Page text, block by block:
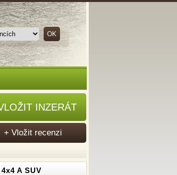
A SUV
INZERÁT
+ Vložit recenzi